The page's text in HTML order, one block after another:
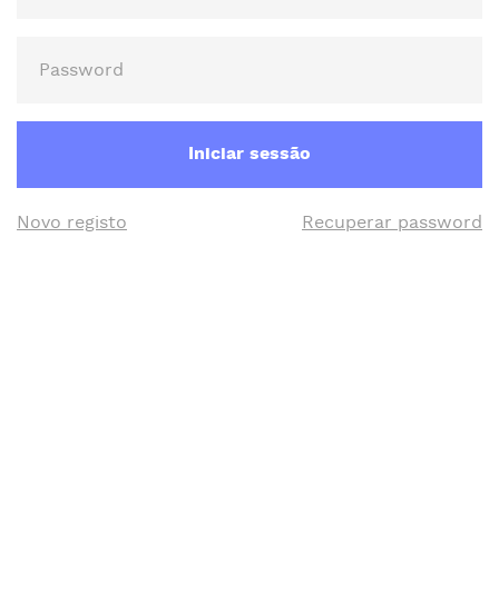
Iniciar sessão
Novo registo Recuperar password